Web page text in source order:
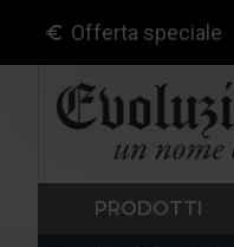
Offerta speciale
PRODOTTI